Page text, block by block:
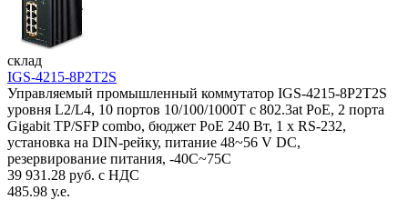
склад
IGS-4215-8P2T2S
Управляемый промышленный коммутатор IGS-4215-8P2T2S
уровня L2/L4, 10 портов 10/100/1000T с 802.3at PoE, 2 порта
Gigabit TP/SFP combo, бюджет PoE 240 Вт, 1 x RS-232,
установка на DIN-рейку, питание 48~56 V DC,
резервирование питания, -40С~75C
39 931.28 руб. с НДС
485.98 у.е.